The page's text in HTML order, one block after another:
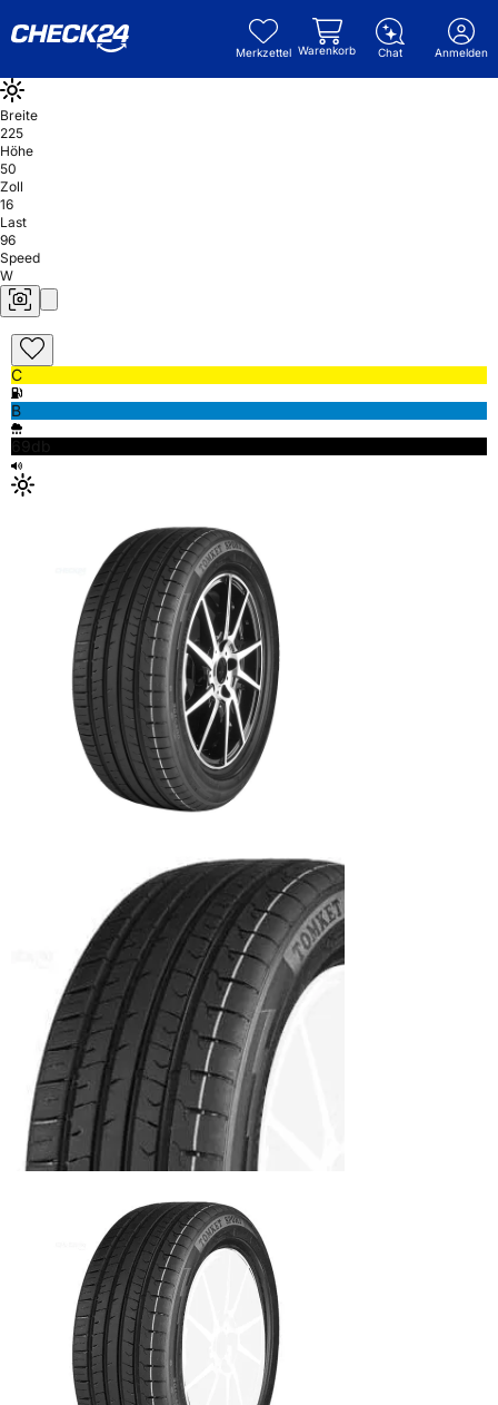
Merkzettel Warenkorb Chat Anmelden
Breite
225
Höhe
50
Zoll
16
Last
96
Speed
W
C
B
69db